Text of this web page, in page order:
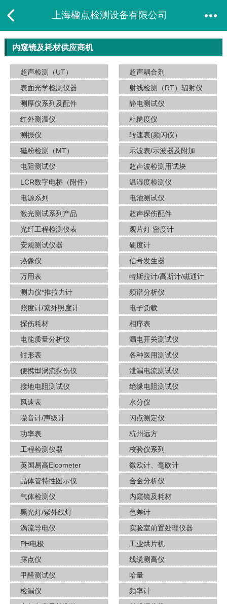
上海楹点检测设备有限公司
内窥镜及耗材供应商机
超声检测（UT）
超声耦合剂
表面光学检测仪器
射线检测（RT）辐射仪
测厚仪系列及配件
静电测试仪
红外测温仪
粗糙度仪
测振仪
转速表(频闪仪）
磁粉检测（MT）
示波表/示波器及附加
电阻测试仪
超声波检测用试块
LCR数字电桥（附件）
温湿度检测仪
电源系列
电池测试仪
激光测试系列产品
超声探伤配件
光纤工程检测仪表
观片灯 密度计
安规测试仪器
硬度计
热像仪
信号发生器
万用表
特斯拉计/高斯计​/磁通计
测力仪*推拉力计
频谱分析仪
照度计/紫外照度计
电子负载
探伤耗材
相序表
电能质量分析仪
漏电开关测试仪
钳形表
各种医用测试仪
便携型涡流探伤仪
泄漏电流测试仪
接地电阻测试仪
绝缘电阻测试仪
风速表
水分仪
噪音计/声级计
闪点测定仪
功率表
杭州远方
工程检测仪器
校验仪系列
英国易高Elcometer
微欧计、毫欧计
晶体管特性图示仪
合金分析仪
气体检测仪
内窥镜及耗材
黑光灯/紫外线灯
色差计
涡流导电仪
实验室前置处理仪器
PH电极
工业烘片机
露点仪
线缆测高仪
甲醛测试仪
哈量
检漏仪
频率计